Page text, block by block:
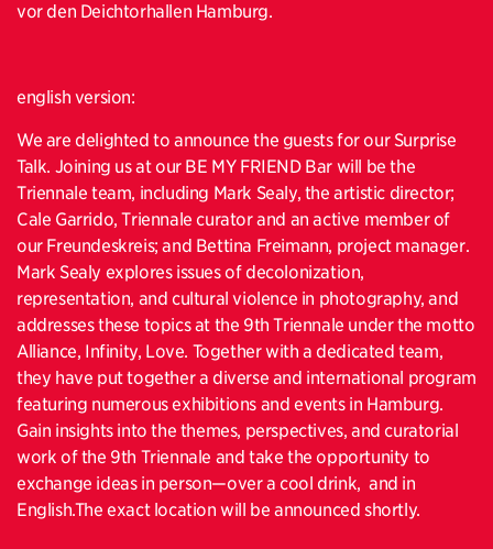
vor den Deichtorhallen Hamburg.
english version:
We are delighted to announce the guests for our Surprise
Talk. Joining us at our BE MY FRIEND Bar will be the
Triennale team, including Mark Sealy, the artistic director;
Cale Garrido, Triennale curator and an active member of
our Freundeskreis; and Bettina Freimann, project manager.
Mark Sealy explores issues of decolonization,
representation, and cultural violence in photography, and
addresses these topics at the 9th Triennale under the motto
Alliance, Infinity, Love. Together with a dedicated team,
they have put together a diverse and international program
featuring numerous exhibitions and events in Hamburg.
Gain insights into the themes, perspectives, and curatorial
work of the 9th Triennale and take the opportunity to
exchange ideas in person—over a cool drink, and in
English.The exact location will be announced shortly.